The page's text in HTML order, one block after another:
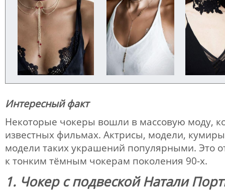
Интересный факт
Некоторые чокеры вошли в массовую моду,
известных фильмах. Актрисы, модели,
модели таких украшений популярными. Это
к тонким тёмным чокерам поколения 90-х.
1. Чокер с подвеской Натали